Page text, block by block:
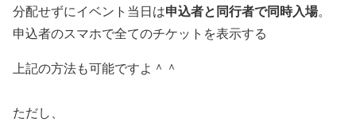
分配せずにイベント当日は申込者と同行者で同時入場。
申込者のスマホで全てのチケットを表示する
上記の方法も可能ですよ＾＾
ただし、